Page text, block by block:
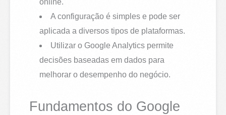
online.
A configuração é simples e pode ser
aplicada a diversos tipos de plataformas.
Utilizar o Google Analytics permite
decisões baseadas em dados para
melhorar o desempenho do negócio.
Fundamentos do Google